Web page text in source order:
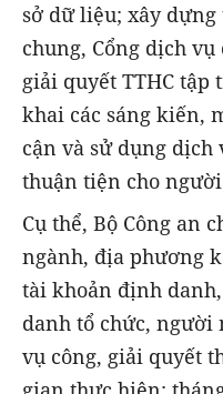
sở dữ liệu; xây
chung, Cổng dịch
giải quyết TTHC
khai các sáng kiến,
cận và sử dụng dịch
thuận tiện cho
Cụ thể, Bộ Công an
ngành, địa phương
tài khoản định
danh tổ chức, người
vụ công, giải quyết